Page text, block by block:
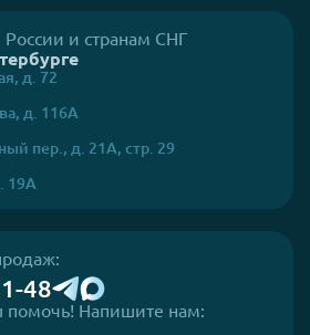
и странам СНГ
д. 72
д. 116А
пер., д. 21А, стр. 29
19А
48
помочь! Напишите нам: